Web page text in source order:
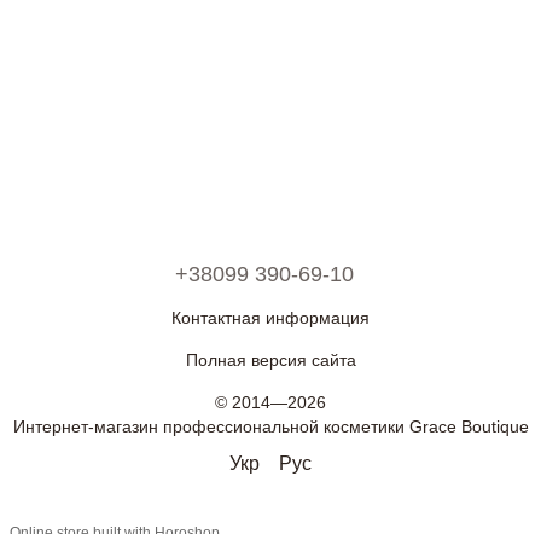
+38099 390-69-10
Контактная информация
Полная версия сайта
© 2014—2026
Интернет-магазин профессиональной косметики Grace Boutique
Укр Рус